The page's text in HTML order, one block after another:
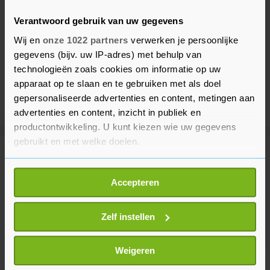
Verantwoord gebruik van uw gegevens
Wij en onze 1022 partners verwerken je persoonlijke
gegevens (bijv. uw IP-adres) met behulp van
technologieën zoals cookies om informatie op uw
apparaat op te slaan en te gebruiken met als doel
gepersonaliseerde advertenties en content, metingen aan
advertenties en content, inzicht in publiek en
productontwikkeling. U kunt kiezen wie uw gegevens
gebruikt en met welke doelen.
Als u het toestaat, willen we ook graag:
Informatie verzamelen over uw geografische
locatie, die tot een paar meter nauwkeurig kan zijn
Uw apparaat identificeren door het actief te
scannen op specifieke eigenschappen (fingerprinting)
Lees meer over hoe uw persoonlijke gegevens worden
verwerkt en stel uw voorkeuren in het
Accepteren
Zelf instellen
Weigeren
Meer uit Sport
Hordeloopster Visser aast in
Birmingham op gedroomde EK-
1 uur geleden